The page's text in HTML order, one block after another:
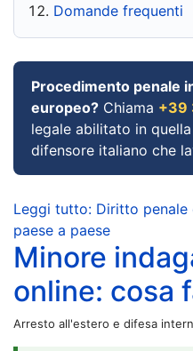
Domande frequenti
Procedimento penale
europeo? Chiama +39
legale abilitato in
difensore italiano che
Leggi tutto: Diritto penale
paese a paese
Minore
online: cosa
Arresto all'estero e difesa